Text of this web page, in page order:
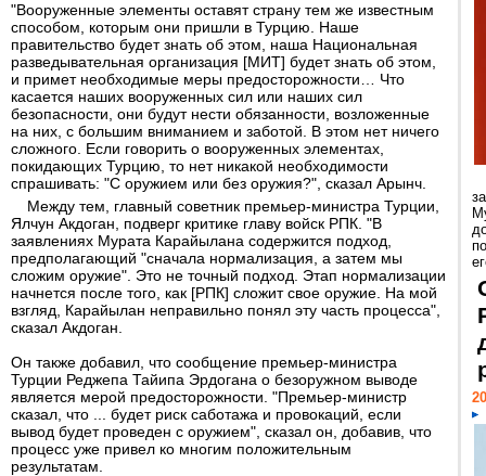
"Вооруженные элементы оставят страну тем же известным
способом, которым они пришли в Турцию. Наше
правительство будет знать об этом, наша Национальная
разведывательная организация [МИТ] будет знать об этом,
и примет необходимые меры предосторожности… Что
касается наших вооруженных сил или наших сил
безопасности, они будут нести обязанности, возложенные
на них, с большим вниманием и заботой. В этом нет ничего
сложного. Если говорить о вооруженных элементах,
покидающих Турцию, то нет никакой необходимости
спрашивать: "С оружием или без оружия?", сказал Арынч.
Между тем, главный советник премьер-министра Турции,
Ялчун Акдоган, подверг критике главу войск РПК. "В
заявлениях Мурата Карайылана содержится подход,
предполагающий "сначала нормализация, а затем мы
сложим оружие". Это не точный подход. Этап нормализации
начнется после того, как [РПК] сложит свое оружие. На мой
взгляд, Карайылан неправильно понял эту часть процесса",
сказал Акдоган.
Он также добавил, что сообщение премьер-министра
Турции Реджепа Тайипа Эрдогана о безоружном выводе
является мерой предосторожности. "Премьер-министр
сказал, что ... будет риск саботажа и провокаций, если
вывод будет проведен с оружием", сказал он, добавив, что
процесс уже привел ко многим положительным
результатам.